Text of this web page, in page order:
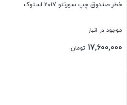
خطر صندوق چپ سورنتو 2017 استوک
موجود در انبار
17,600,000 تومان